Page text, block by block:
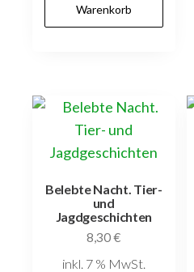
Warenkorb
Belebte Nacht. Tier-
und
Jagdgeschichten
8,30€
inkl. 7 % MwSt.